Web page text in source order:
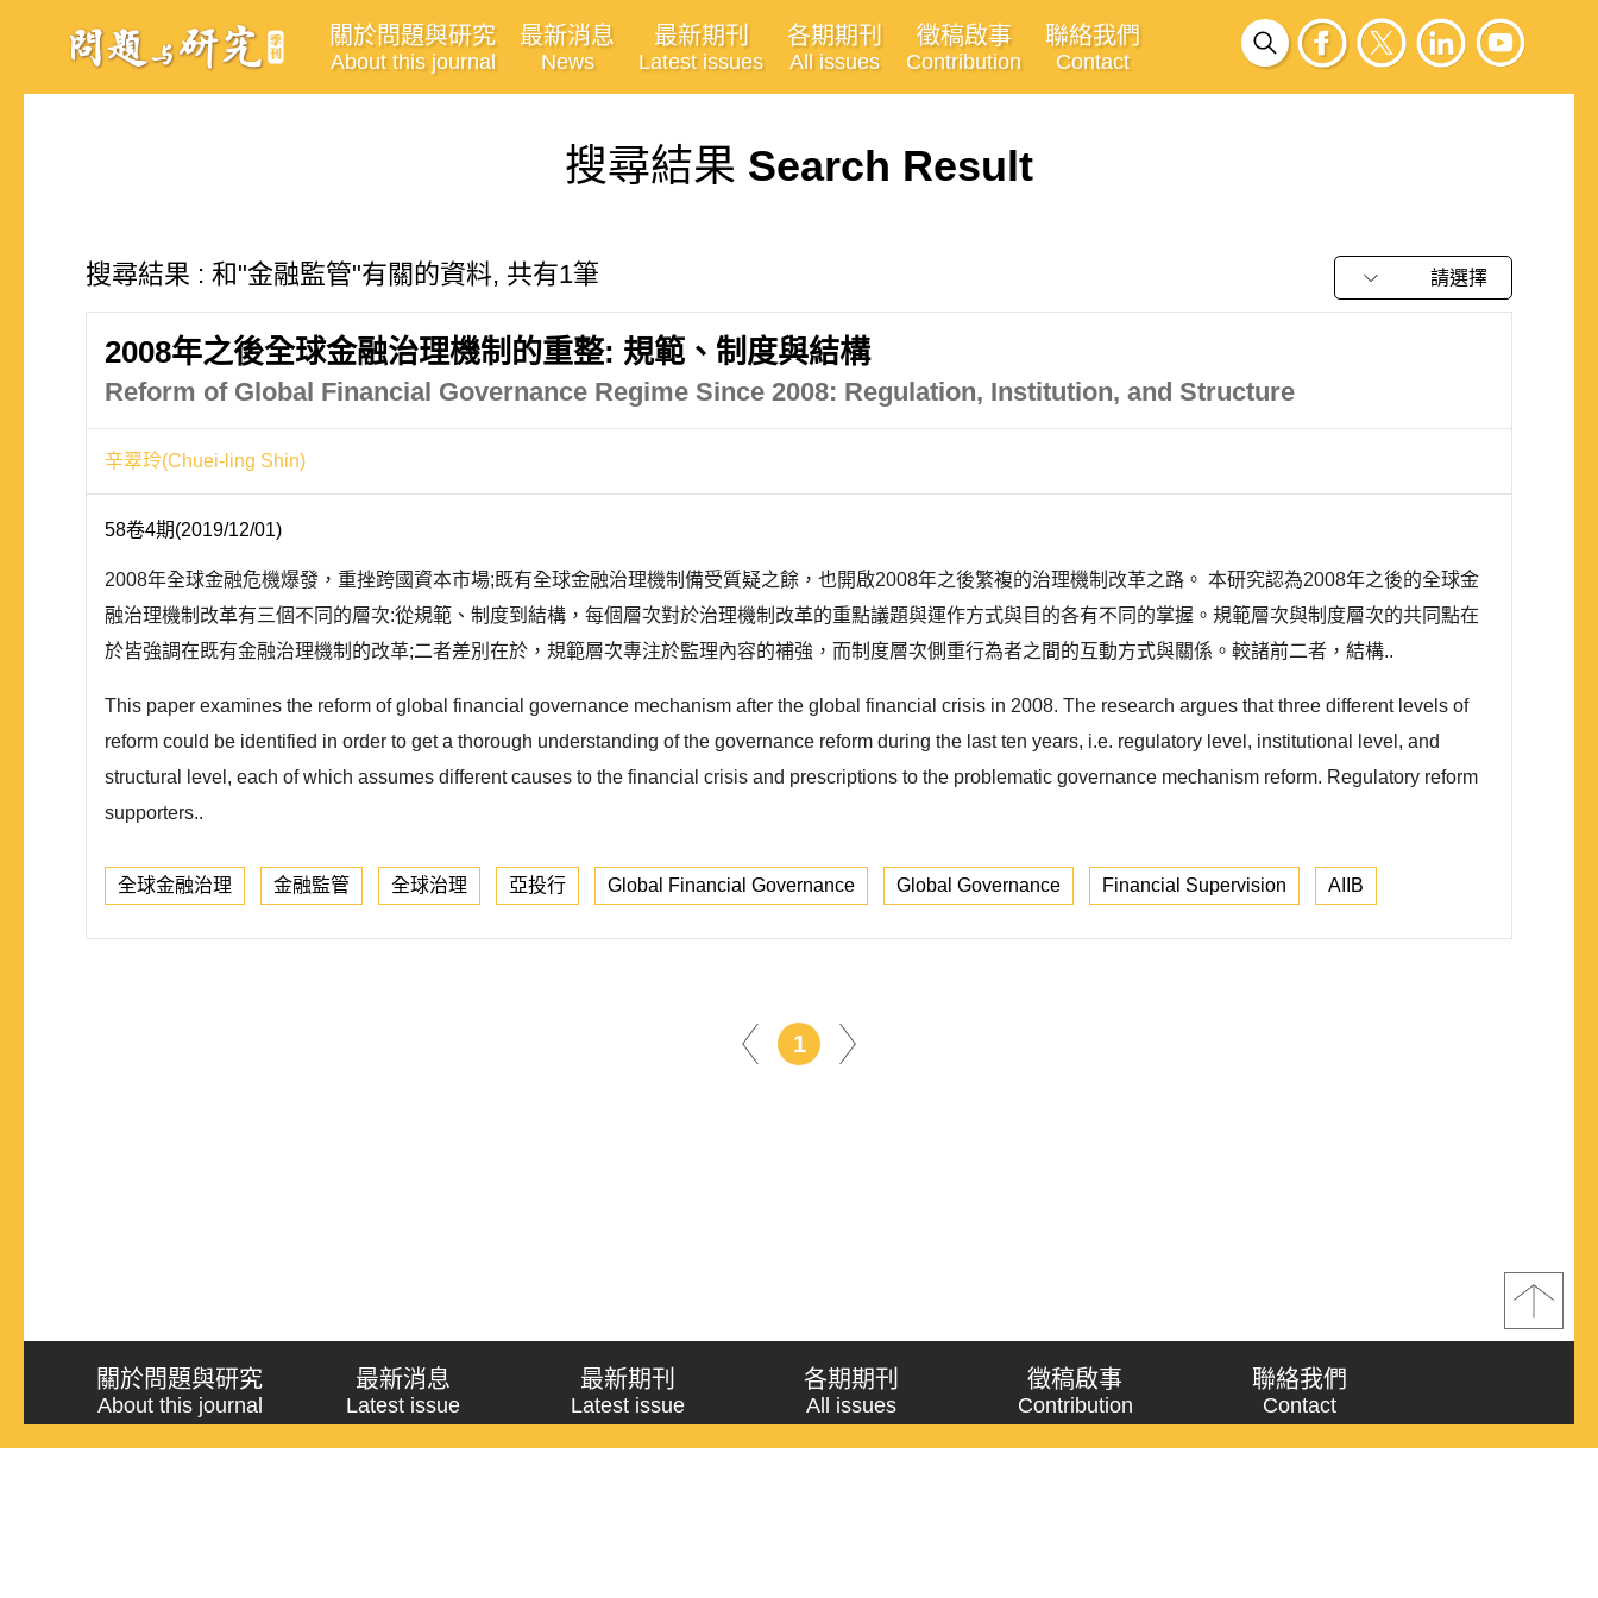
關於問題與研究
About this journal
最新消息
News
最新期刊
Latest issues
各期期刊
All issues
徵稿啟事
Contribution
聯絡我們
Contact
搜尋結果 Search Result
搜尋結果 : 和"金融監管"有關的資料, 共有1筆 請選擇
2008年之後全球金融治理機制的重整: 規範、制度與結構
Reform of Global Financial Governance Regime Since 2008: Regulation, Institution, and Structure
辛翠玲(Chuei-ling Shin)
58卷4期(2019/12/01)
2008年全球金融危機爆發，重挫跨國資本市場;既有全球金融治理機制備受質疑之餘，也開啟2008年之後繁複的治理機制改革之路。 本研究認為2008年之後的全球金
融治理機制改革有三個不同的層次:從規範、制度到結構，每個層次對於治理機制改革的重點議題與運作方式與目的各有不同的掌握。規範層次與制度層次的共同點在
於皆強調在既有金融治理機制的改革;二者差別在於，規範層次專注於監理內容的補強，而制度層次側重行為者之間的互動方式與關係。較諸前二者，結構..
This paper examines the reform of global financial governance mechanism after the global financial crisis in 2008. The research argues that three different levels of
reform could be identified in order to get a thorough understanding of the governance reform during the last ten years, i.e. regulatory level, institutional level, and
structural level, each of which assumes different causes to the financial crisis and prescriptions to the problematic governance mechanism reform. Regulatory reform
supporters..
全球金融治理 金融監管 全球治理 亞投行 Global Financial Governance Global Governance Financial Supervision AIIB
1
關於問題與研究
About this journal
最新消息
Latest issue
最新期刊
Latest issue
各期期刊
All issues
徵稿啟事
Contribution
聯絡我們
Contact